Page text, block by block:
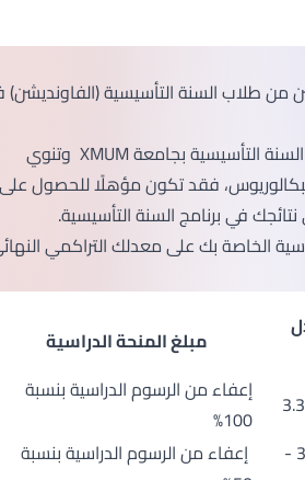
من طلاب السنة التأسيسية (الفاونديشن) في
إذا كنت طالبًا في برنامج السنة التأسيسية بجامعة XMUM وتنوي
فقد تكون مؤهلًا للحصول على
في برنامج السنة التأسيسية.
الخاصة بك على معدلك التراكمي النهائي،
مبلغ المنحة الدراسية
إعفاء من الرسوم الدراسية بنسبة
100%
-
إعفاء من الرسوم الدراسية بنسبة